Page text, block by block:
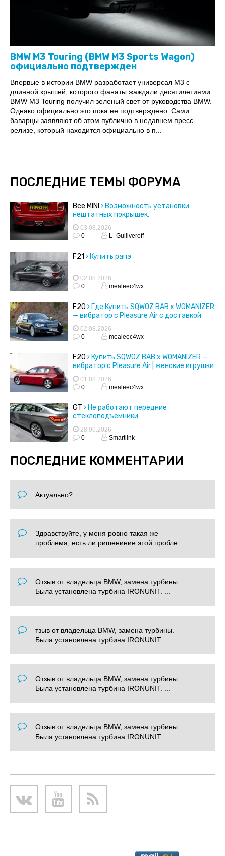
BMW M3 Touring (BMW M3 Sports Wagon)
официально подтвержден
Впервые в истории BMW разработает универсал M3 с
длинной крышей, которого фанаты жаждали десятилетиями.
BMW M3 Touring получил зеленый свет от руководства BMW.
Однако официально это пока не подтверждено. Сами
баварцы заявляют об этом публично в недавнем пресс-
релизе, который находится официально в п...
ПОСЛЕДНИЕ ТЕМЫ ФОРУМА
Все MINI
Возможность установки
нештатных покрышек.
03.08.2026
0
L_Gulliveroff
F21 Купить рапэ
02.08.2026
0
mealeec4wx
F20
Где Купить SQWOZ BAB x WOMANIZER
— вибратор с Pleasure Air с доставкой
02.08.2026
0
mealeec4wx
F20
Купить SQWOZ BAB x WOMANIZER —
вибратор с Pleasure Air | женские игрушки
01.08.2026
0
mealeec4wx
GT
Не работают передние
стеклоподъемники
28.06.2026
0
Smartlink
ПОСЛЕДНИЕ КОММЕНТАРИИ
Актуально?
Здравствуйте, у меня ровно такая же
проблема, есть ли ришениние этой пробле...
Отзыв от владельца BMW, замена турбины.
Была установлена турбина IRONUNIT. ...
тзыв от владельца BMW, замена турбины.
Была установлена турбина IRONUNIT. ...
Отзыв от владельца BMW, замена турбины.
Была установлена турбина IRONUNIT. ...
Отзыв от владельца BMW, замена турбины.
Была установлена турбина IRONUNIT. ...